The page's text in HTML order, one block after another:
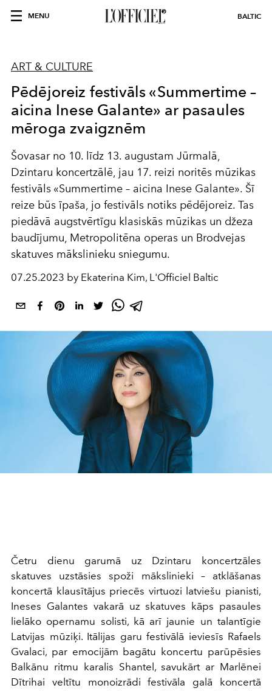
MENU BALTIC
ART & CULTURE
Pēdējoreiz festivāls «Summertime –
aicina Inese Galante» ar pasaules
mēroga zvaigznēm
Šovasar no 10. līdz 13. augustam Jūrmalā,
Dzintaru koncertzālē, jau 17. reizi noritēs mūzikas
festivāls «Summertime – aicina Inese Galante». Šī
reize būs īpaša, jo festivāls notiks pēdējoreiz. Tas
piedāvā augstvērtīgu klasiskās mūzikas un džeza
baudījumu, Metropolitēna operas un Brodvejas
skatuves mākslinieku sniegumu.
07.25.2023 by Ekaterina Kim, L'Officiel Baltic
Četru dienu garumā uz Dzintaru koncertzāles
skatuves uzstāsies spoži mākslinieki – atklāšanas
koncertā klausītājus priecēs virtuozi latviešu pianisti,
Ineses Galantes vakarā uz skatuves kāps pasaules
lielāko opernamu solisti, kā arī jaunie un talantīgie
Latvijas mūziķi. Itālijas garu festivālā ieviesīs Rafaels
Gvalaci, par emocijām bagātu koncertu parūpēsies
Balkānu ritmu karalis Shantel, savukārt ar Marlēnei
Dītrihai veltītu monoizrādi festivāla galā koncertā